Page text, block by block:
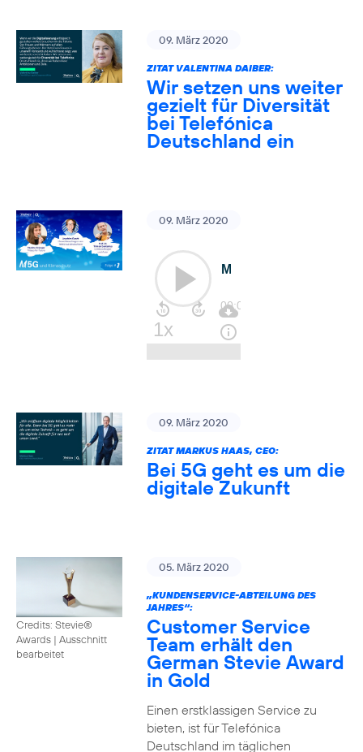
09. März 2020
ZITAT VALENTINA DAIBER:
Wir setzen uns weiter
gezielt für Diversität
bei Telefónica
Deutschland ein
09. März 2020
09. März 2020
ZITAT MARKUS HAAS, CEO:
Bei 5G geht es um die
digitale Zukunft
Credits: Stevie®
Awards | Ausschnitt
bearbeitet
05. März 2020
„KUNDENSERVICE-ABTEILUNG DES
JAHRES“:
Customer Service
Team erhält den
German Stevie Award
in Gold
Einen erstklassigen Service zu
bieten, ist für Telefónica
Deutschland im täglichen